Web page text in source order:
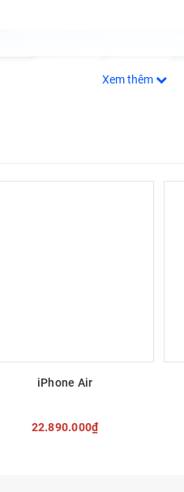
Xem thêm
iPhone Air
22.890.000₫